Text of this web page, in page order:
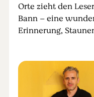
Orte zieht den
Bann – eine
Erinnerung,